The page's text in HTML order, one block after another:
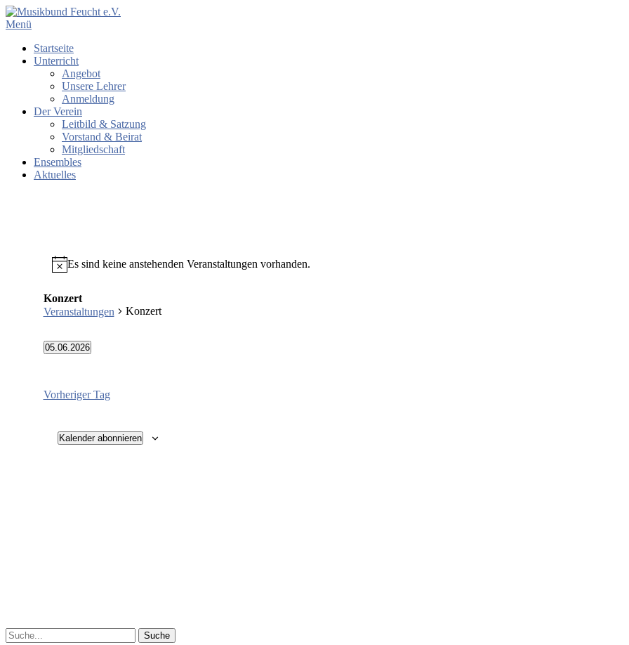
Menü
Startseite
Unterricht
Angebot
Unsere Lehrer
Anmeldung
Der Verein
Leitbild & Satzung
Vorstand & Beirat
Mitgliedschaft
Ensembles
Aktuelles
Es sind keine anstehenden Veranstaltungen vorhanden.
Konzert
Veranstaltungen
Konzert
05.06.2026
Vorheriger Tag
Kalender abonnieren